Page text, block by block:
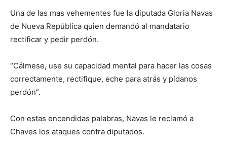
Una de las mas vehementes fue la diputada Gloria Navas
de Nueva República quien demandó al mandatario
rectificar y pedir perdón.
“Cálmese, use su capacidad mental para hacer las cosas
correctamente, rectifique, eche para atrás y pídanos
perdón”.
Con estas encendidas palabras, Navas le reclamó a
Chaves los ataques contra diputados.